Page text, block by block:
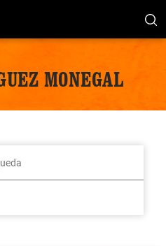
MONEGAL